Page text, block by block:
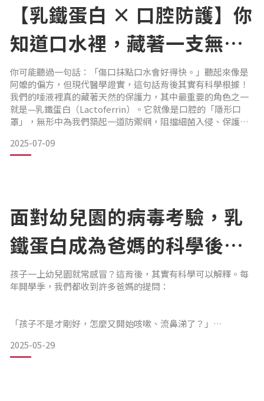
產後掉髮與營養流失密切相關，建議攝取以下營養素：蛋白
質：毛髮主要成分，建議每日適量補充（魚、蛋、豆製品）鐵
與鋅：改善因缺鐵導致的毛囊
【乳鐵蛋白 × 口腔防護】你
知道口水裡，藏著一支無聲
的防疫部隊嗎？
你可能聽過一句話：「傷口抹點口水會好得快。」聽起來像是
阿嬤的偏方，但現代醫學證實，這句話背後其實有科學根據！
我們的唾液裡真的藏著天然的保護力，其中最重要的角色之一
就是—乳鐵蛋白（Lactoferrin）。它就像是口腔的「隱形口
罩」，無形中為我們築起一道防禦網，阻擋細菌入侵、保護口
一道防線，除了幫助消化、潤滑、說話以外，更含有多種功能
性蛋白與酵素。其中最具代表性的三大防護成分包括：乳鐵蛋
2025-07-09
面對幼兒園的病毒考驗，乳
鐵蛋白成為爸媽的科學後
援!!
孩子一上幼兒園就常感冒？這背後，其實有科學可以解釋。每
年開學季，我們都收到許多爸媽的提問：
「孩子不是才剛好，怎麼又開始咳嗽、流鼻涕了？」
事實上，這不是免疫差，而是幼兒的免疫系統尚未成熟，還在
2025-05-29